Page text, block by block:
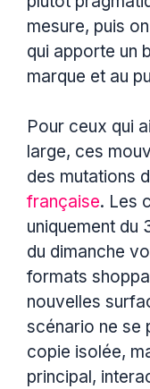
mesure, puis
qui apporte un
marque et au
Pour ceux qui
large, ces
des mutations
française. Les
uniquement du
du dimanche
formats
nouvelles
scénario ne se
copie isolée,
principal,